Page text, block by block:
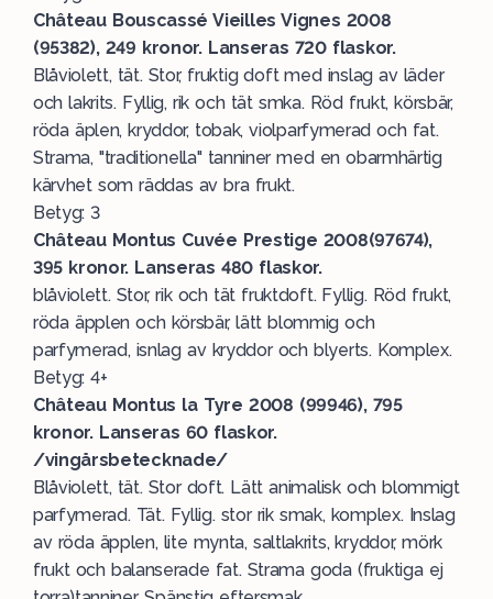
Château Bouscassé Vieilles Vignes 2008
(95382), 249 kronor. Lanseras 720 flaskor.
Blåviolett, tät. Stor, fruktig doft med inslag av läder
och lakrits. Fyllig, rik och tät smka. Röd frukt, körsbär,
röda äplen, kryddor, tobak, violparfymerad och fat.
Strama, "traditionella" tanniner med en obarmhärtig
kärvhet som räddas av bra frukt.
Betyg: 3
Château Montus Cuvée Prestige 2008(97674),
395 kronor. Lanseras 480 flaskor.
blåviolett. Stor, rik och tät fruktdoft. Fyllig. Röd frukt,
röda äpplen och körsbär, lätt blommig och
parfymerad, isnlag av kryddor och blyerts. Komplex.
Betyg: 4+
Château Montus la Tyre 2008 (99946), 795
kronor. Lanseras 60 flaskor.
/vingårsbetecknade/
Blåviolett, tät. Stor doft. Lätt animalisk och blommigt
parfymerad. Tät. Fyllig. stor rik smak, komplex. Inslag
av röda äpplen, lite mynta, saltlakrits, kryddor, mörk
frukt och balanserade fat. Strama goda (fruktiga ej